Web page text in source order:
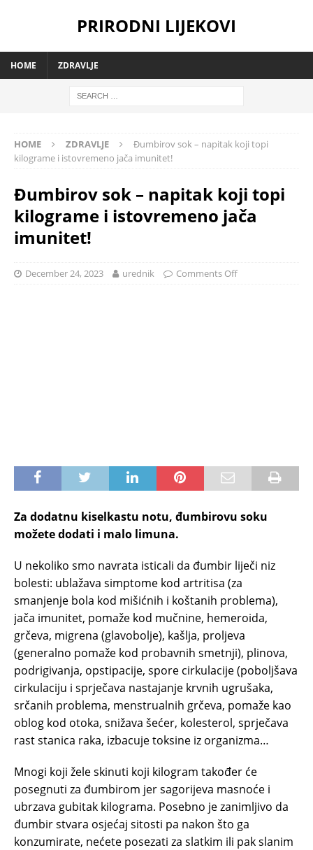
PRIRODNI LIJEKOVI
HOME ZDRAVLJE
HOME ZDRAVLJE
Đumbirov sok – napitak koji topi
kilograme i istovremeno jača imunitet!
Đumbirov sok – napitak koji topi
kilograme i istovremeno jača
imunitet!
December 24, 2023 urednik Comments Off
Za dodatnu kiselkastu notu, đumbirovu soku
možete dodati i malo limuna.
U nekoliko smo navrata isticali da đumbir liječi niz
bolesti: ublažava simptome kod artritisa (za
smanjenje bola kod mišićnih i koštanih problema),
jača imunitet, pomaže kod mučnine, hemeroida,
grčeva, migrena (glavobolje), kašlja, proljeva
(generalno pomaže kod probavnih smetnji), plinova,
podrigivanja, opstipacije, spore cirkulacije (poboljšava
cirkulaciju i sprječava nastajanje krvnih ugrušaka,
srčanih problema, menstrualnih grčeva, pomaže kao
oblog kod otoka, snižava šećer, kolesterol, sprječava
rast stanica raka, izbacuje toksine iz organizma…
Mnogi koji žele skinuti koji kilogram također će
posegnuti za đumbirom jer sagorijeva masnoće i
ubrzava gubitak kilograma. Posebno je zanimljivo da
đumbir stvara osjećaj sitosti pa nakon što ga
konzumirate, nećete posezati za slatkim ili pak slanim